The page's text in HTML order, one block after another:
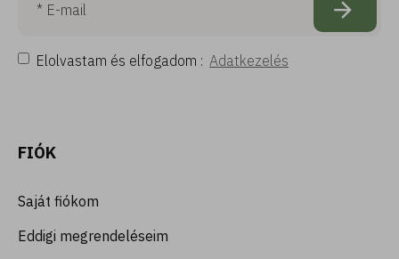
Elolvastam és elfogadom : Adatkezelés
FIÓK
Saját fiókom
Eddigi megrendeléseim